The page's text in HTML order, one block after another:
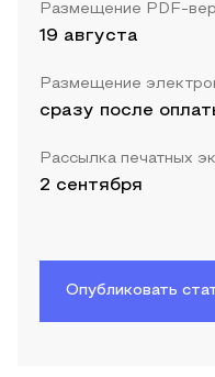
Размещение PDF-
19 августа
Размещение
сразу после
Рассылка печатных
2 сентября
Опубликовать